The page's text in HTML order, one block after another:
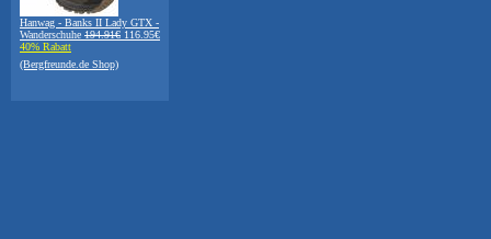
Hanwag - Banks II Lady GTX -
Wanderschuhe 194.91€ 116.95€
40% Rabatt
(Bergfreunde.de Shop)